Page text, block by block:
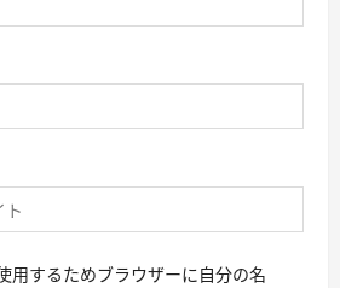
用するためブラウザーに自分の名